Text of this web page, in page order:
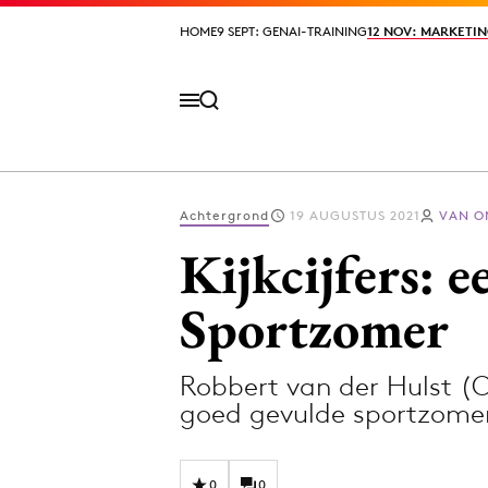
HOME9 SEPT: GENAI-TRAINING12 NOV:
HOME9 SEPT: GENAI-TRAINING12 NOV:
Design
Digital
Achtergrond 19 AUGUSTUS 2021 VAN
Kijkcijfers:
Sportzomer
Robbert van der Hulst
goed gevulde
0 0